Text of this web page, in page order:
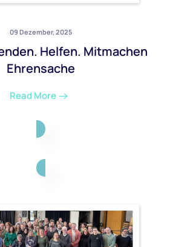
09 Dezember, 2025
Helfen. Mitmachen
Ehrensache
Read More